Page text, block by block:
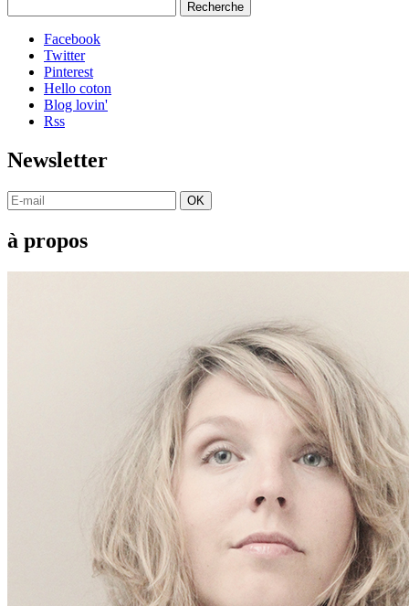
Facebook
Twitter
Pinterest
Hello coton
Blog lovin'
Rss
Newsletter
OK
à propos